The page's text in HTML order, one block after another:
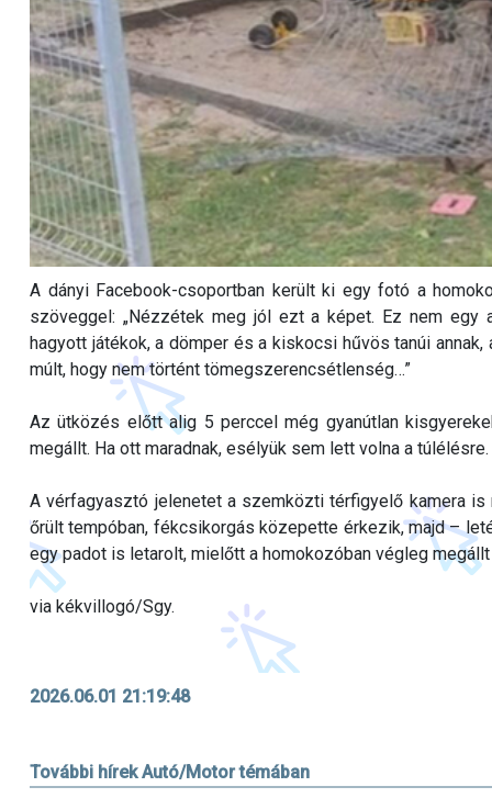
A dányi Facebook-csoportban került ki egy fotó a
szöveggel: „Nézzétek meg jól ezt a képet. Ez nem
hagyott játékok, a dömper és a kiskocsi hűvös tanúi
múlt, hogy nem történt tömegszerencsétlenség…”
Az ütközés előtt alig 5 perccel még gyanútlan
megállt. Ha ott maradnak, esélyük sem lett volna a túlélésre.
A vérfagyasztó jelenetet a szemközti térfigyelő kamera
őrült tempóban, fékcsikorgás közepette érkezik, majd –
egy padot is letarolt, mielőtt a homokozóban végleg
via kékvillogó/Sgy.
2026.06.01 21:19:48
További hírek Autó/Motor témában